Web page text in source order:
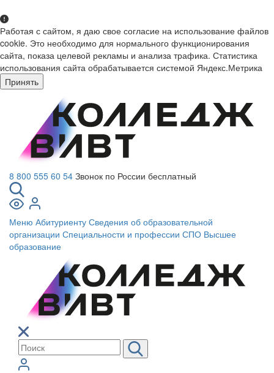
Работая с сайтом, я даю свое согласие на использование файлов
cookie. Это необходимо для нормального функционирования
сайта, показа целевой рекламы и анализа трафика. Статистика
использования сайта обрабатывается системой Яндекс.Метрика
Принять
8 800 555 60 54 Звонок по России бесплатный
Меню Абитуриенту Сведения об образовательной
организации Специальности и профессии СПО Высшее
образование